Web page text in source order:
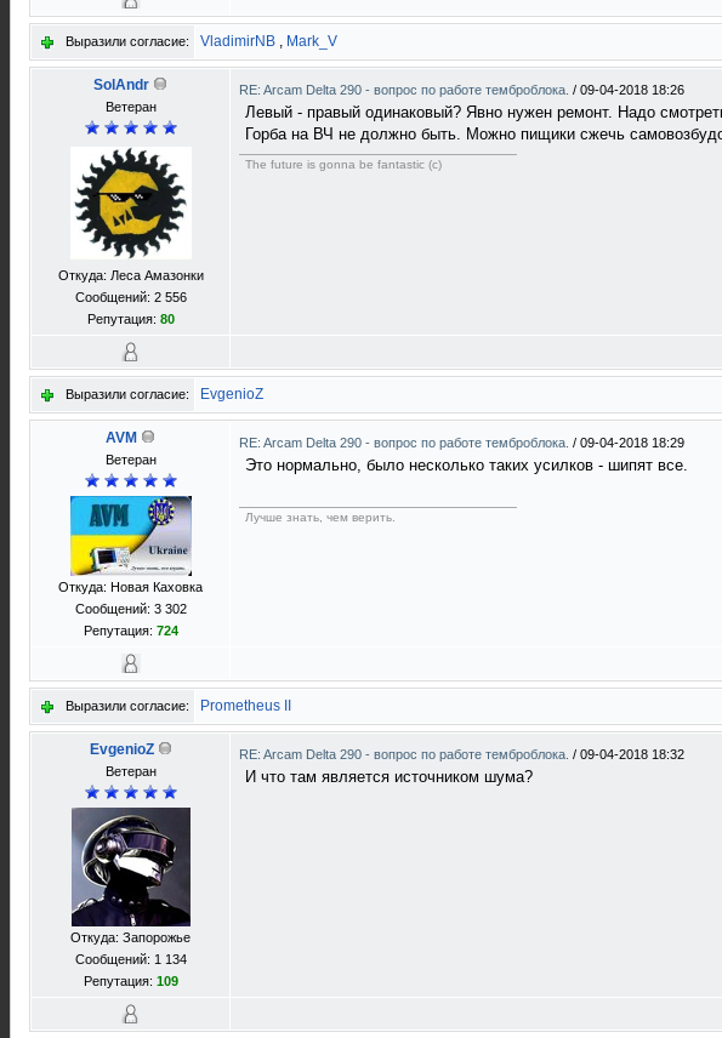
Выразили согласие: VladimirNB , Mark_V
SolAndr
Ветеран
Откуда: Леса Амазонки
Сообщений: 2 556
Репутация: 80
RE: Arcam Delta 290 - вопрос по работе темброблока. / 09-04-2018 18:26
Левый - правый одинаковый? Явно нужен ремонт. Надо
Горба на ВЧ не должно быть. Можно пищики сжечь
The future is gonna be fantastic (c)
Выразили согласие: EvgenioZ
AVM
Ветеран
Откуда: Новая Каховка
Сообщений: 3 302
Репутация: 724
RE: Arcam Delta 290 - вопрос по работе темброблока. / 09-04-2018 18:29
Это нормально, было несколько таких усилков - шипят все.
Лучше знать, чем верить.
Выразили согласие: Prometheus II
EvgenioZ
Ветеран
Откуда: Запорожье
Сообщений: 1 134
Репутация: 109
RE: Arcam Delta 290 - вопрос по работе темброблока. / 09-04-2018 18:32
И что там является источником шума?